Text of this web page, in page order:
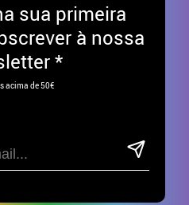
sua primeira
à nossa
*
acima de 50€